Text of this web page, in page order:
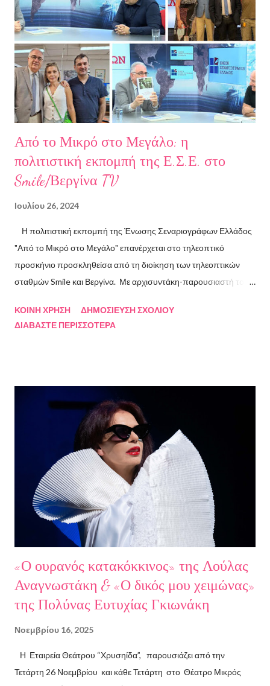
Αριστοτελείου Πανεπιστημίου Θεσσαλονίκης. Έχει κάνει επίσης
σπουδές στη μουσική, την ιστορία της τέχνης και τη φιλολογία
στην Ελλάδα και το εξωτερικό. Από το 2008 ασχολείται με την
πολιτιστική δημοσιογραφία και διατηρεί τον πολιτιστικό ιστότοπο
ART.harbour. Έζησε κα...
Από το Μικρό στο Μεγάλο: η
πολιτιστική εκπομπή της Ε.Σ.Ε. στο
Smile/Βεργίνα TV
Ιουλίου 26, 2024
Η πολιτιστική εκπομπή της Ένωσης Σεναριογράφων Ελλάδος
"Από το Μικρό στο Μεγάλο" επανέρχεται στο τηλεοπτικό
προσκήνιο προσκληθείσα από τη διοίκηση των τηλεοπτικών
σταθμών Smile και Βεργίνα. Με αρχισυντάκη-παρουσιαστή τον
Κακαβά θα προβάλλεται από τις 3 Αυγούστου και κάθε Σάββατο
Λουκάς Κούτρας Τη δεύτερη εκπομπή τίμησαν ο πρώην
πρόεδρος της Ε.Σ.Ε., συγγραφέας, Στάθης Βαλούκος, ο
ιστορικός συγγραφέας Δρ Ιωάννης Δασκαρόλης, η
μουσικοσυνθέτης Πέννυ Μπινιάρη και ο σκηνοθέτης Στέργιος
Παπαευαγγέλου Σκηνοθεσία: Δημήτρης Σωτηράκης Βοηθός
Σκηνοθέτης: Νεκταρία Δασκαλάκη Παρουσιάστηκαν τα βιβλία
"Ο πόλεμος δεν τελείωσε ακόμα" μυθιστόρημα του Στάθη
Βαλούκου και τα ε...
ΚΟΙΝΉ ΧΡΉΣΗ
ΔΗΜΟΣΊΕΥΣΗ ΣΧΟΛΊΟΥ
ΔΙΑΒΆΣΤΕ ΠΕΡΙΣΣΌΤΕΡΑ
«Ο ουρανός κατακόκκινος» της Λούλας
Αναγνωστάκη & «Ο δικός μου χειμώνας»
της Πολύνας Ευτυχίας Γκιωνάκη
Νοεμβρίου 16, 2025
Η Εταιρεία Θεάτρου “Χρυσηίδα”, παρουσιάζει από την
Τετάρτη 26 Νοεμβρίου και κάθε Τετάρτη στο Θέατρο Μικρός